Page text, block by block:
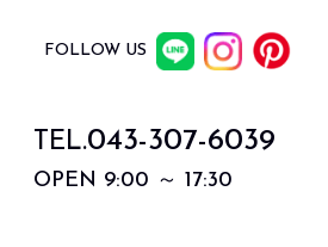
FOLLOW US
TEL.043-307-6039
OPEN 9:00 ～ 17:30